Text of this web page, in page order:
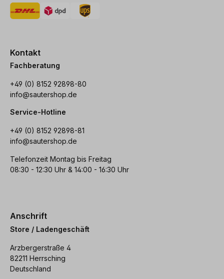
Kontakt
Fachberatung
+49 (0) 8152 92898-80
info@sautershop.de
Service-Hotline
+49 (0) 8152 92898-81
info@sautershop.de
Telefonzeit Montag bis Freitag
08:30 - 12:30 Uhr & 14:00 - 16:30 Uhr
Anschrift
Store / Ladengeschäft
Arzbergerstraße 4
82211 Herrsching
Deutschland